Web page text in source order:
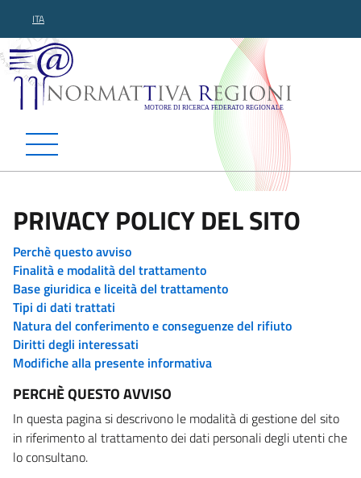
ITA
Normattiva Regioni -
PRIVACY POLICY DEL SITO
Perchè questo avviso
Finalità e modalità del trattamento
Base giuridica e liceità del trattamento
Tipi di dati trattati
Natura del conferimento e conseguenze del rifiuto
Diritti degli interessati
Modifiche alla presente informativa
PERCHÈ QUESTO AVVISO
In questa pagina si descrivono le modalità di gestione del sito
in riferimento al trattamento dei dati personali degli utenti che
lo consultano.